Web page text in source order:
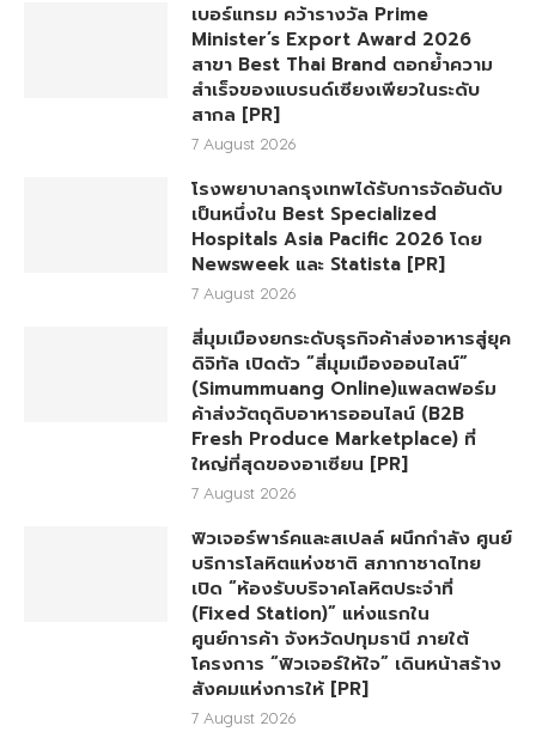
เบอร์แทรม คว้ารางวัล Prime
Minister’s Export Award 2026
สาขา Best Thai Brand ตอกย้ำความ
สำเร็จของแบรนด์เซียงเพียวในระดับ
สากล [PR]
7 August 2026
โรงพยาบาลกรุงเทพได้รับการจัดอันดับ
เป็นหนึ่งใน Best Specialized
Hospitals Asia Pacific 2026 โดย
Newsweek และ Statista [PR]
7 August 2026
สี่มุมเมืองยกระดับธุรกิจค้าส่งอาหารสู่ยุค
ดิจิทัล เปิดตัว “สี่มุมเมืองออนไลน์”
(Simummuang Online)แพลตฟอร์ม
ค้าส่งวัตถุดิบอาหารออนไลน์ (B2B
Fresh Produce Marketplace) ที่
ใหญ่ที่สุดของอาเซียน [PR]
7 August 2026
ฟิวเจอร์พาร์คและสเปลล์ ผนึกกำลัง ศูนย์
บริการโลหิตแห่งชาติ สภากาชาดไทย
เปิด “ห้องรับบริจาคโลหิตประจำที่
(Fixed Station)” แห่งแรกใน
ศูนย์การค้า จังหวัดปทุมธานี ภายใต้
โครงการ “ฟิวเจอร์ให้ใจ” เดินหน้าสร้าง
สังคมแห่งการให้ [PR]
7 August 2026